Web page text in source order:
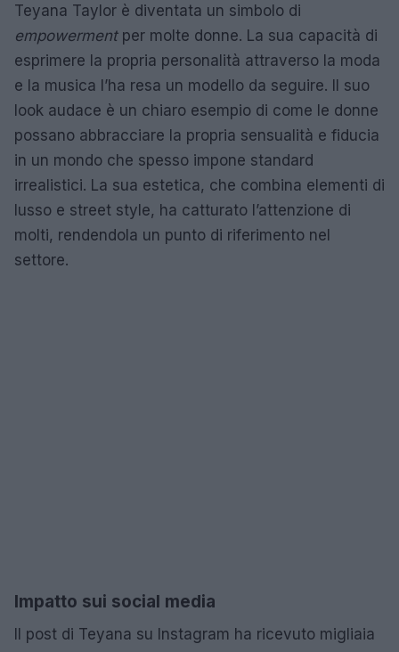
Teyana Taylor è diventata un simbolo di
empowermentper molte donne. La sua capacità di
esprimere la propria personalità attraverso la moda
e la musica l’ha resa un modello da seguire. Il suo
look audace è un chiaro esempio di come le donne
possano abbracciare la propria sensualità e fiducia
in un mondo che spesso impone standard
irrealistici. La sua estetica, che combina elementi di
lusso e street style, ha catturato l’attenzione di
molti, rendendola un punto di riferimento nel
settore.
Impatto sui social media
Il post di Teyana su Instagram ha ricevuto migliaia